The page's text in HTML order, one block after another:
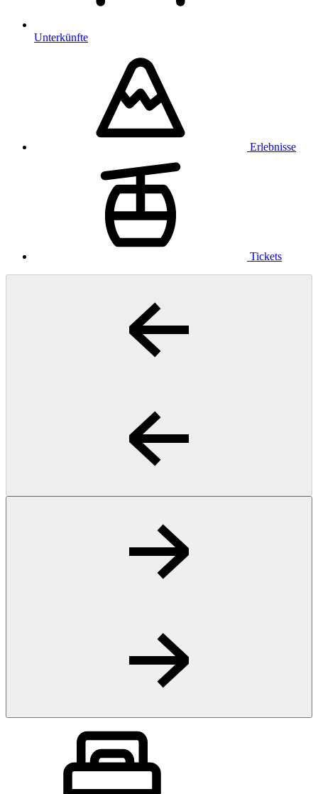
Unterkünfte
Erlebnisse
Tickets